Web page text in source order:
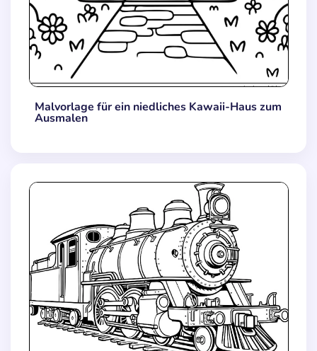
Malvorlage für ein niedliches Kawaii-Haus zum
Ausmalen